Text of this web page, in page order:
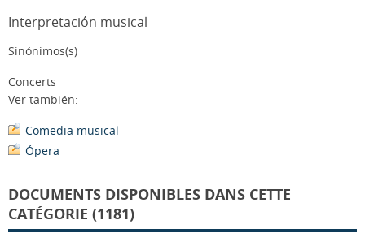
Interpretación musical
Sinónimos(s)
Concerts
Ver también:
Comedia musical
Ópera
DOCUMENTS DISPONIBLES DANS CETTE
CATÉGORIE (1181)